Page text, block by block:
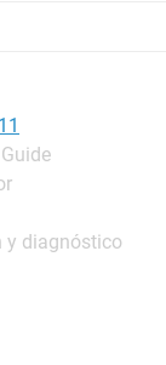
y diagnóstico